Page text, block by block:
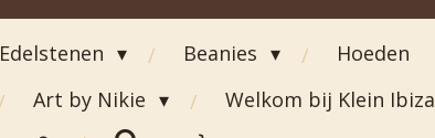
Edelstenen Beanies
Hoeden
Art by Nikie
Welkom bij Klein Ibiza